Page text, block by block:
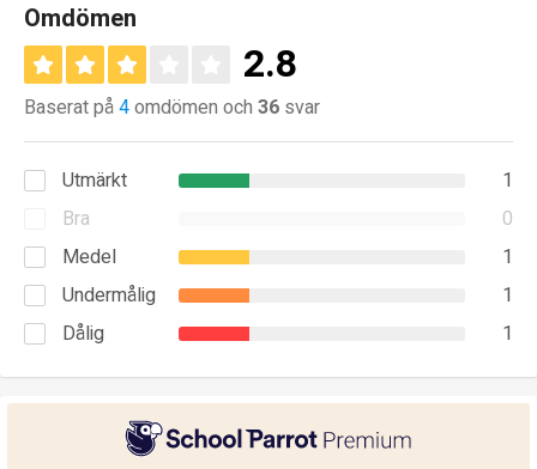
Omdömen
2.8
Baserat på4omdömen och 36 svar
Utmärkt
1
Bra
0
Medel
1
Undermålig
1
Dålig
1